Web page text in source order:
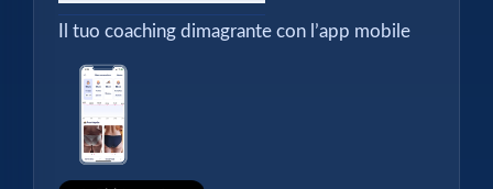
Il tuo coaching dimagrante con l’app mobile